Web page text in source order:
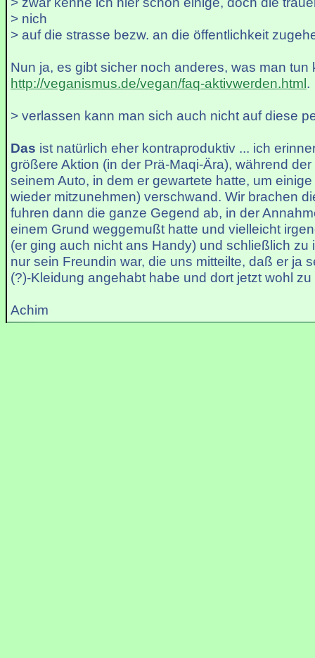
> nich
> auf die strasse bezw. an die öffentlichkeit
Nun ja, es gibt sicher noch anderes, was man tun
http://veganismus.de/vegan/faq-aktivwerden.html.
> verlassen kann man sich auch nicht auf diese
Das ist natürlich eher kontraproduktiv ... ich
größere Aktion (in der Prä-Maqi-Ära), während
seinem Auto, in dem er gewartete hatte, um
wieder mitzunehmen) verschwand. Wir brachen
fuhren dann die ganze Gegend ab, in der
einem Grund weggemußt hatte und vielleicht
(er ging auch nicht ans Handy) und schließlich zu
nur sein Freundin war, die uns mitteilte, daß er ja
(?)-Kleidung angehabt habe und dort jetzt wohl zu
Achim